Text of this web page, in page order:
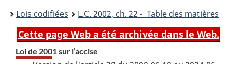
here:
Lois codifiées
L.C. 2002, ch. 22 - Table des matières
Cette page Web a été archivée dans le Web.
Loi de 2001 sur l’accise